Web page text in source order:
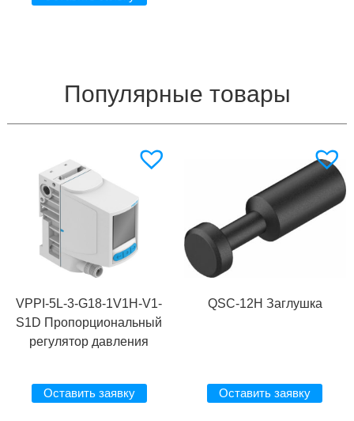
Популярные товары
VPPI-5L-3-G18-1V1H-V1-
S1D Пропорциональный
регулятор давления
Оставить заявку
QSC-12H Заглушка
Оставить заявку